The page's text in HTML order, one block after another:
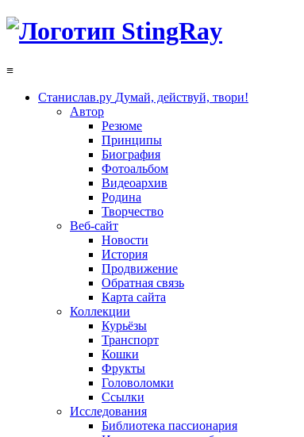
≡
Станислав.ру Думай, действуй, твори!
Автор
Резюме
Принципы
Биография
Фотоальбом
Видеоархив
Родина
Творчество
Веб-сайт
Новости
История
Продвижение
Обратная связь
Карта сайта
Коллекции
Курьёзы
Транспорт
Кошки
Фрукты
Головоломки
Ссылки
Исследования
Библиотека пассионария